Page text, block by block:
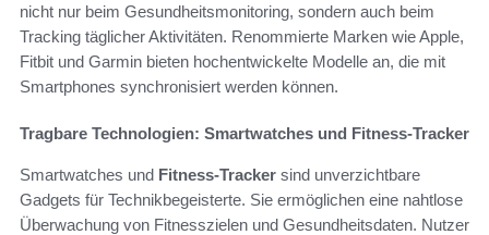
nicht nur beim Gesundheitsmonitoring, sondern auch beim
Tracking täglicher Aktivitäten. Renommierte Marken wie Apple,
Fitbit und Garmin bieten hochentwickelte Modelle an, die mit
Smartphones synchronisiert werden können.
Tragbare Technologien: Smartwatches und Fitness-Tracker
Smartwatches und Fitness-Tracker sind unverzichtbare
Gadgets für Technikbegeisterte. Sie ermöglichen eine nahtlose
Überwachung von Fitnesszielen und Gesundheitsdaten. Nutzer